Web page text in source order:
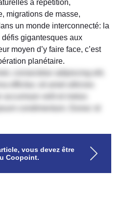
à répétition,
migrations de masse,
un monde interconnecté: la
gigantesques aux
moyen d’y faire face, c’est
planétaire.
consectetur adipiscing elit.
efficitur, sit amet ultricies
accumsan velit et metus
condimentum. Donec id
vous devez être
Coopoint.